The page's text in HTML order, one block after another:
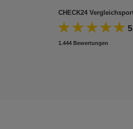
CHECK24
1.444 Bewertungen